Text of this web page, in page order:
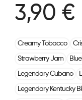
3,90 €
Creamy Tobacco
Strawberry Jam
Legendary Cubano
Legendary Kentucky